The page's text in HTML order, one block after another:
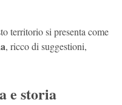
territorio si presenta come
, ricco di suggestioni,
e storia